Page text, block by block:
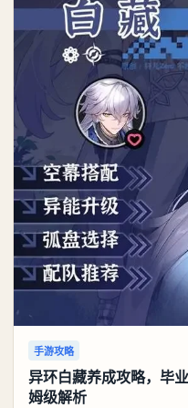
手游攻略
异环白藏养成攻略，毕
姆级解析